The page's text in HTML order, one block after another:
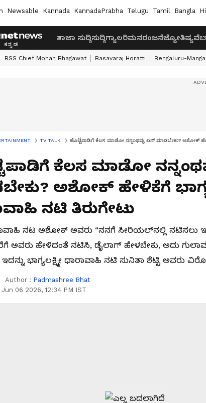
Newsable Kannada KannadaPrabha Telugu Tamil Bangla
ತಾಜಾ ಸುದ್ದಿಸುದ್ದಿಗ್ಯಾಲರಿಮನರಂಜನೆಜ್ಯೋತಿಷ್ಯ
RSS Chief Mohan Bhagawat Basavaraj Horatti Bengaluru-
TV TALK ಹೊಟ್ಟೆಪಾಡಿಗೆ ಕೆಲಸ ಮಾಡೋ ನನ್ನಂಥವ್ರು ಏನ್‌ ಮಾಡಬೇಕು? ಅಶೋಕ್‌
ಕೆಲಸ ಮಾಡೋ
ಅಶೋಕ್‌ ಹೇಳಿಕೆಗೆ
ನಟಿ ತಿರುಗೇಟು
ನಟ ಅಶೋಕ್‌ ಅವರು “ನನಗೆ ಸೀರಿಯಲ್‌ನಲ್ಲಿ ನಟಿಸಲು
ಅವರು ಹೇಳಿದಂತೆ ನಟಿಸಿ, ಡೈಲಾಗ್‌ ಹೇಳಬೇಕು, ಅದು
ಇದನ್ನು ಭಾಗ್ಯಲಕ್ಷ್ಮೀ ಧಾರಾವಾಹಿ ನಟಿ ಸುನಿತಾ ಶೆಟ್ಟಿ ಅವರು
Author : Padmashree Bhat
Jun 06 2026, 12:34 PM IST